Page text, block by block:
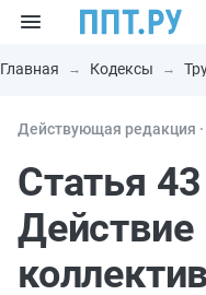
Главная Кодексы
Действующая редакция ⸱
Статья
Действие